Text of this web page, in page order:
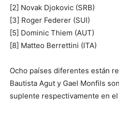
[2] Novak Djokovic (SRB)
[3] Roger Federer (SUI)
[5] Dominic Thiem (AUT)
[8] Matteo Berrettini (ITA)
Ocho países diferentes están
Bautista Agut y Gael Monfils
suplente respectivamente en